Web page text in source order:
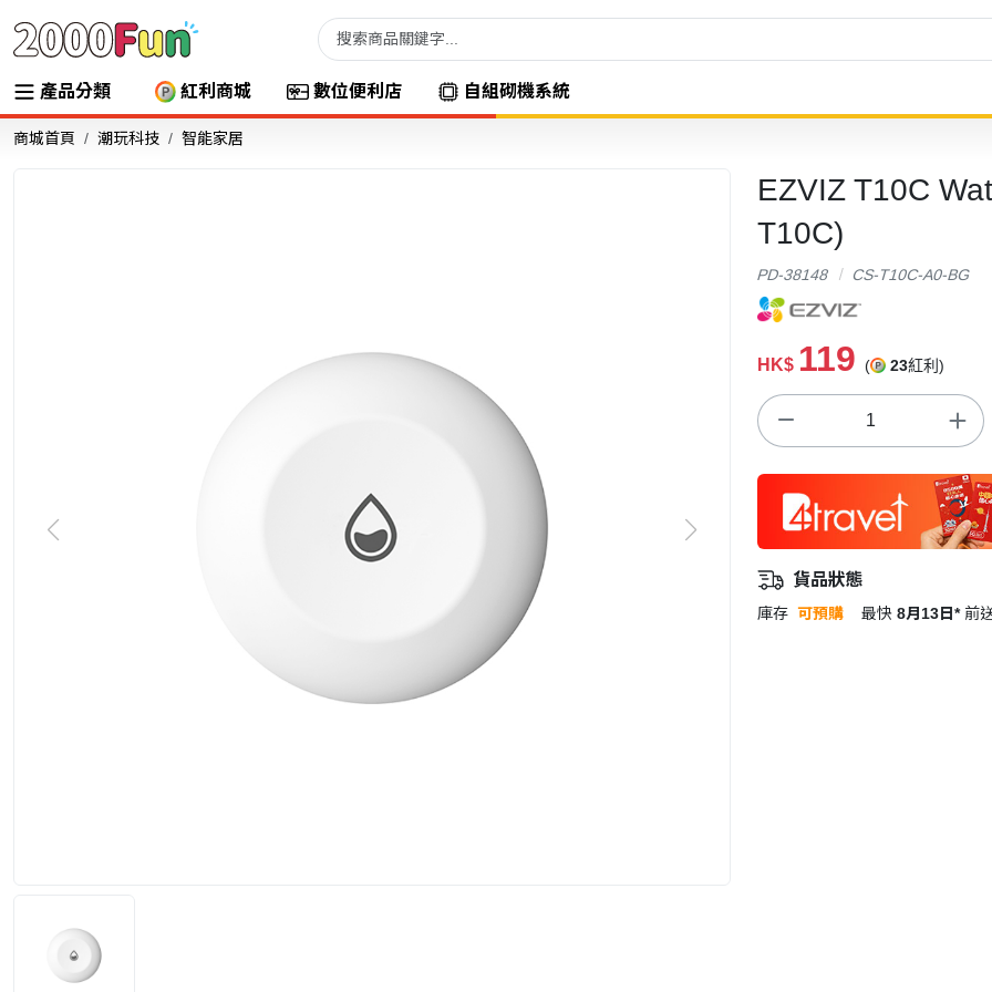
產品分類 紅利商城 數位便利店 自組砌機系統
商城首頁 潮玩科技 智能家居
EZVIZ T10C
T10C)
PD-38148 CS-T10C-A0-BG
HK$ 119 ( 23紅利)
貨品狀態
庫存 可預購 最快 8月13日* 前